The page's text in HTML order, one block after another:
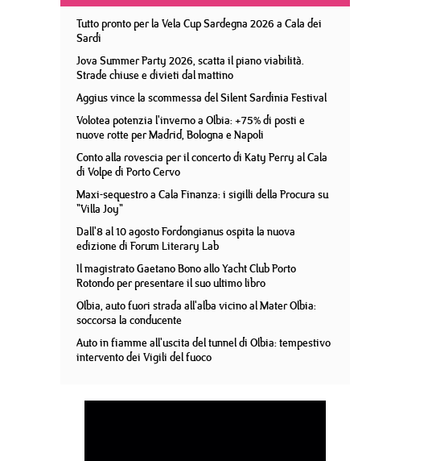
Tutto pronto per la Vela Cup Sardegna 2026 a Cala dei
Sardi
Jova Summer Party 2026, scatta il piano viabilità.
Strade chiuse e divieti dal mattino
Aggius vince la scommessa del Silent Sardinia Festival
Volotea potenzia l'inverno a Olbia: +75% di posti e
nuove rotte per Madrid, Bologna e Napoli
Conto alla rovescia per il concerto di Katy Perry al Cala
di Volpe di Porto Cervo
Maxi-sequestro a Cala Finanza: i sigilli della Procura su
"Villa Joy"
Dall'8 al 10 agosto Fordongianus ospita la nuova
edizione di Forum Literary Lab
Il magistrato Gaetano Bono allo Yacht Club Porto
Rotondo per presentare il suo ultimo libro
Olbia, auto fuori strada all'alba vicino al Mater Olbia:
soccorsa la conducente
Auto in fiamme all'uscita del tunnel di Olbia: tempestivo
intervento dei Vigili del fuoco